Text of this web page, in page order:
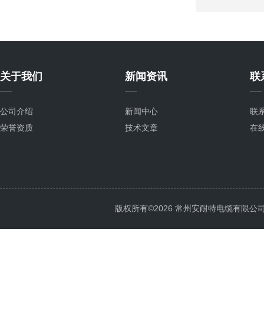
关于我们
公司介绍
荣誉资质
新闻资讯
新闻中心
技术文章
联
联
在
版权所有©2026 常州安耐特电缆有限